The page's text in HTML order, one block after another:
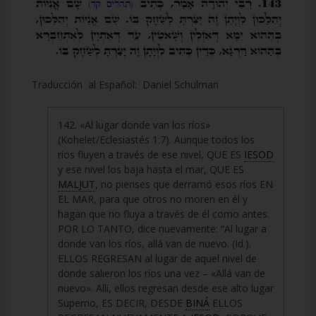
Traducción al Español: Daniel Schulman
142. «Al lugar donde van los ríos»
(Kohelet/Eclesiastés 1:7). Aunque todos los
ríos fluyen a través de ese nivel, QUE ES IESOD
y ese nivel los baja hasta el mar, QUE ES
MALJUT, no pienses que derramó esos ríos EN
EL MAR, para que otros no moren en él y
hagan que no fluya a través de él como antes.
POR LO TANTO, dice nuevamente: “Al lugar a
donde van los ríos, allá van de nuevo. (Id.).
ELLOS REGRESAN al lugar de aquel nivel de
donde salieron los ríos una vez – «Allá van de
nuevo». Allí, ellos regresan desde ese alto lugar
Superno, ES DECIR, DESDE BINÁ ELLOS